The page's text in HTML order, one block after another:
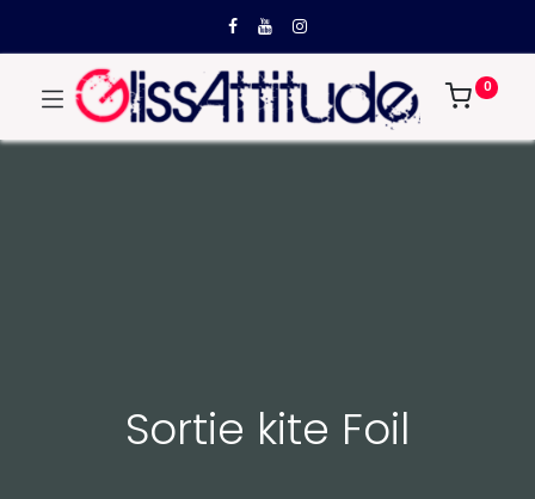
0
Sortie kite Foil